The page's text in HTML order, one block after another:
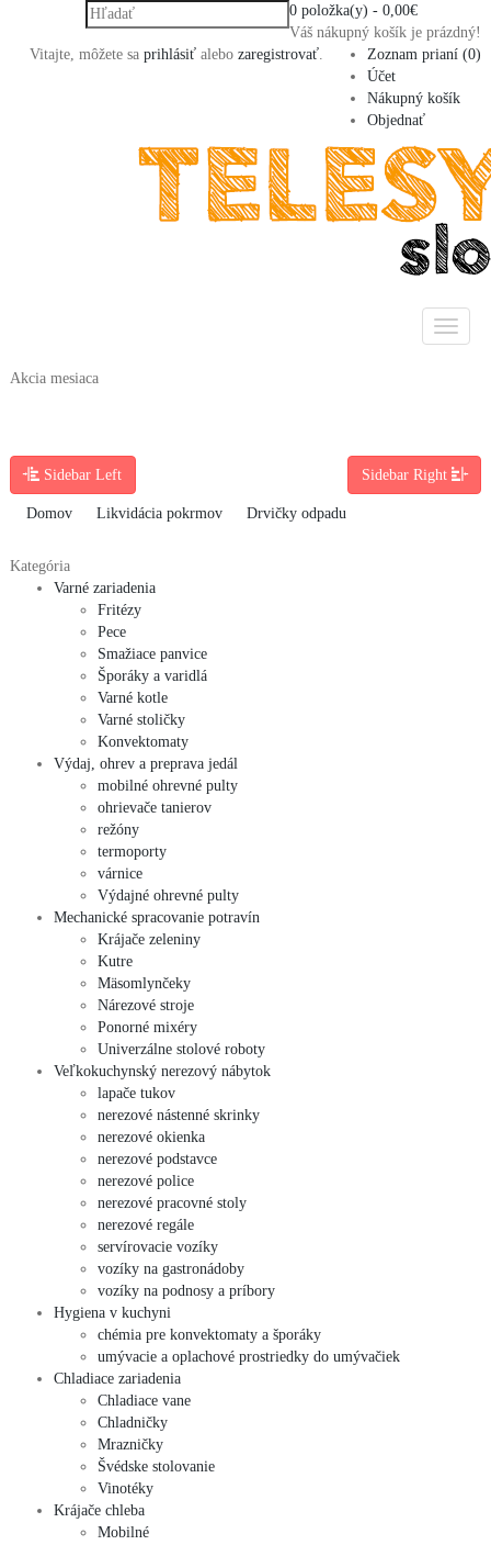
0 položka(y) - 0,00€
Váš nákupný košík je prázdný!
Zoznam prianí (0)
Účet
Nákupný košík
Objednať
Vitajte, môžete sa prihlásiť alebo zaregistrovať.
Akcia mesiaca
Sidebar Left Sidebar Right
Domov Likvidácia pokrmov Drvičky odpadu
Kategória
Varné zariadenia
Fritézy
Pece
Smažiace panvice
Šporáky a varidlá
Varné kotle
Varné stoličky
Konvektomaty
Výdaj, ohrev a preprava jedál
mobilné ohrevné pulty
ohrievače tanierov
režóny
termoporty
várnice
Výdajné ohrevné pulty
Mechanické spracovanie potravín
Krájače zeleniny
Kutre
Mäsomlynčeky
Nárezové stroje
Ponorné mixéry
Univerzálne stolové roboty
Veľkokuchynský nerezový nábytok
lapače tukov
nerezové nástenné skrinky
nerezové okienka
nerezové podstavce
nerezové police
nerezové pracovné stoly
nerezové regále
servírovacie vozíky
vozíky na gastronádoby
vozíky na podnosy a príbory
Hygiena v kuchyni
chémia pre konvektomaty a šporáky
umývacie a oplachové prostriedky do umývačiek
Chladiace zariadenia
Chladiace vane
Chladničky
Mrazničky
Švédske stolovanie
Vinotéky
Krájače chleba
Mobilné